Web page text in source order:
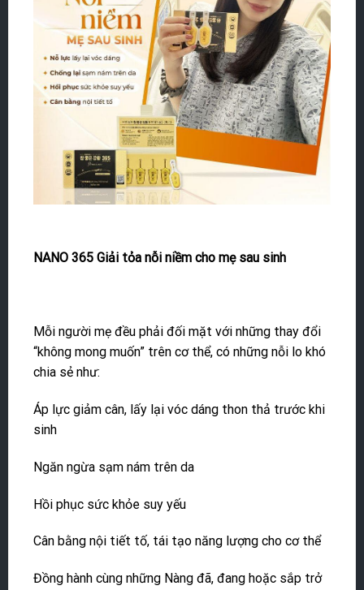
NANO 365 Giải tỏa nỗi niềm cho mẹ sau sinh
Mỗi người mẹ đều phải đối mặt với những thay đổi
“không mong muốn” trên cơ thể, có những nỗi lo khó
chia sẻ như:
Áp lực giảm cân, lấy lại vóc dáng thon thả trước khi
sinh
Ngăn ngừa sạm nám trên da
Hồi phục sức khỏe suy yếu
Cân bằng nội tiết tố, tái tạo năng lượng cho cơ thể
Đồng hành cùng những Nàng đã, đang hoặc sắp trở